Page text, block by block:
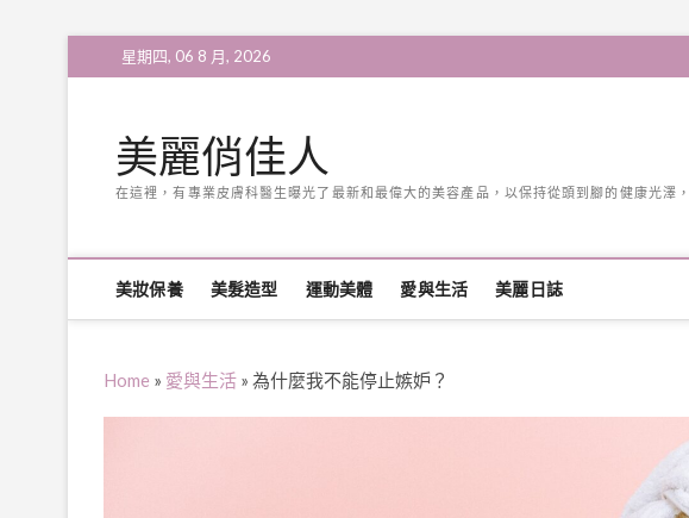
to
星期四, 06 8 月, 2026
美麗俏佳人
在這裡，有專業皮膚科醫生曝光了最新和最偉大的美容產品，以保持從頭到腳的健康光澤
美妝保養 美髮造型 運動美體 愛與生活 美麗日誌
Home » 愛與生活 » 為什麼我不能停止嫉妒？